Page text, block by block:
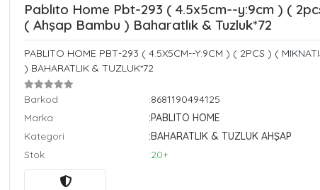
Pablıto Home Pbt-293 ( 4.5x5cm--y:9cm ) (
( Ahşap Bambu ) Baharatlık & Tuzluk*72
PABLITO HOME PBT-293 ( 4.5X5CM--Y:9CM ) ( 2PCS ) (
) BAHARATLIK & TUZLUK*72
Barkod
:8681190494125
Marka
:PABLITO HOME
Kategori
:BAHARATLIK & TUZLUK AHŞAP
Stok
:20+